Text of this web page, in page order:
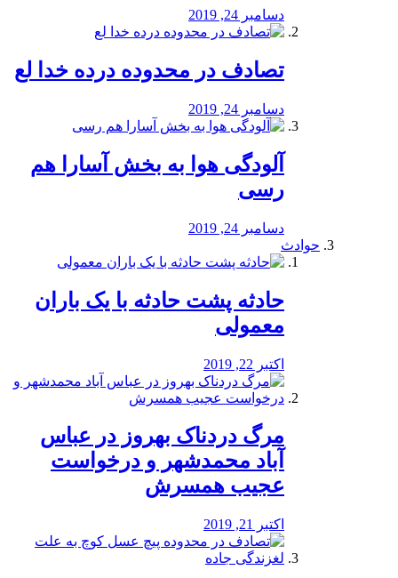
دسامبر 24, 2019
تصادف در محدوده درده خدا لع
دسامبر 24, 2019
آلودگی هوا به بخش آسارا هم
رسی
دسامبر 24, 2019
حوادث
️حادثه پشت حادثه با یک باران
معمولی
اکتبر 22, 2019
مرگ دردناک بهروز در عباس
آباد محمدشهر و درخواست
عجیب همسرش
اکتبر 21, 2019